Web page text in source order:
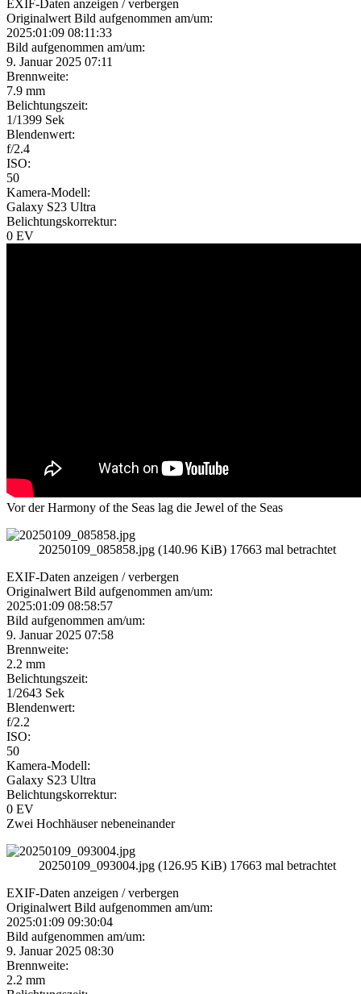
EXIF-Daten anzeigen / verbergen
Originalwert Bild aufgenommen am/um:
2025:01:09 08:11:33
Bild aufgenommen am/um:
9. Januar 2025 07:11
Brennweite:
7.9 mm
Belichtungszeit:
1/1399 Sek
Blendenwert:
f/2.4
ISO:
50
Kamera-Modell:
Galaxy S23 Ultra
Belichtungskorrektur:
0 EV
Vor der Harmony of the Seas lag die Jewel of the Seas
20250109_085858.jpg (140.96 KiB) 17663 mal betrachtet
EXIF-Daten anzeigen / verbergen
Originalwert Bild aufgenommen am/um:
2025:01:09 08:58:57
Bild aufgenommen am/um:
9. Januar 2025 07:58
Brennweite:
2.2 mm
Belichtungszeit:
1/2643 Sek
Blendenwert:
f/2.2
ISO:
50
Kamera-Modell:
Galaxy S23 Ultra
Belichtungskorrektur:
0 EV
Zwei Hochhäuser nebeneinander
20250109_093004.jpg (126.95 KiB) 17663 mal betrachtet
EXIF-Daten anzeigen / verbergen
Originalwert Bild aufgenommen am/um:
2025:01:09 09:30:04
Bild aufgenommen am/um:
9. Januar 2025 08:30
Brennweite:
2.2 mm